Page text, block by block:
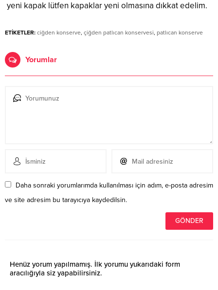
yeni kapak lütfen kapaklar yeni olmasına dıkkat edelim.
ETİKETLER: ciğden konserve, çiğden patlıcan konservesi, patlıcan konserve
Yorumlar
Daha sonraki yorumlarımda kullanılması için adım, e-posta adresim
ve site adresim bu tarayıcıya kaydedilsin.
Henüz yorum yapılmamış. İlk yorumu yukarıdaki form
aracılığıyla siz yapabilirsiniz.